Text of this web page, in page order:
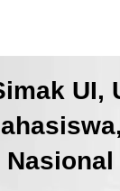
UI,